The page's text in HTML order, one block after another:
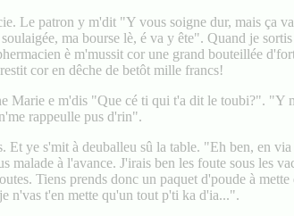
Le patron y m'dit "Y vous soigne dur, mais ça
ma bourse lè, é va y ête". Quand je
è m'mussit cor une grand bouteillée
cor en dêche de betôt mille francs!
Marie e m'dis "Que cé ti qui t'a dit le toubi?". "Y
rappeulle pus d'rin".
Et ye s'mit à deuballeu sû la table. "Eh ben, en
malade à l'avance. J'irais ben les foute sous les
Tiens prends donc un paquet d'poude à
n'vas t'en mette qu'un tout p'ti ka d'ia...".